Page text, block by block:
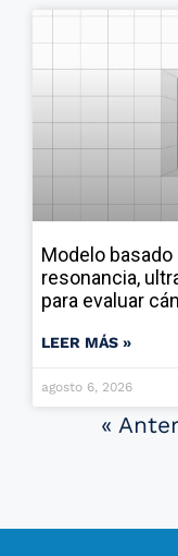
Modelo
resonancia,
para evaluar
LEER MÁS »
agosto 6, 2026
«